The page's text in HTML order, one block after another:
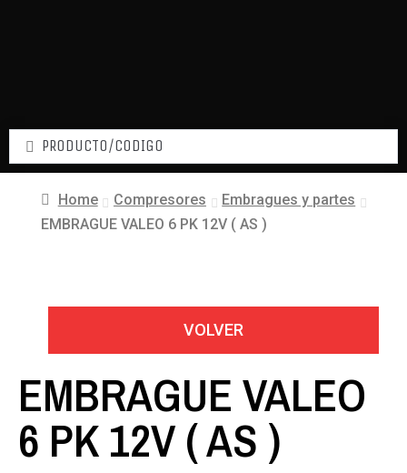
Home Compresores
Embragues y partes
EMBRAGUE VALEO 6 PK 12V ( AS )
VOLVER
EMBRAGUE VALEO
6 PK 12V ( AS )